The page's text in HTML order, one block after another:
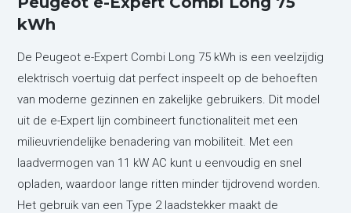
kWh
De Peugeot e-Expert Combi Long 75 kWh is een veelzijdig
elektrisch voertuig dat perfect inspeelt op de behoeften
van moderne gezinnen en zakelijke gebruikers. Dit model
uit de e-Expert lijn combineert functionaliteit met een
milieuvriendelijke benadering van mobiliteit. Met een
laadvermogen van 11 kW AC kunt u eenvoudig en snel
opladen, waardoor lange ritten minder tijdrovend worden.
Het gebruik van een Type 2 laadstekker maakt de